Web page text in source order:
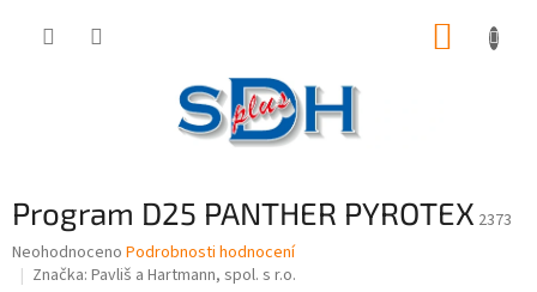
Program D25 PANTHER PYROTEX 2373
Průměrné
hodnocení
Neohodnoceno Podrobnosti hodnocení
Značka: Pavliš a Hartmann, spol. s r.o.